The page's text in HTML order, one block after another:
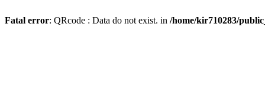
Fatal error: QRcode : Data do not exist. in /home/kir710283/